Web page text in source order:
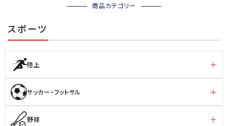
商品カテゴリー
スポーツ
陸上
サッカー・フットサル
野球